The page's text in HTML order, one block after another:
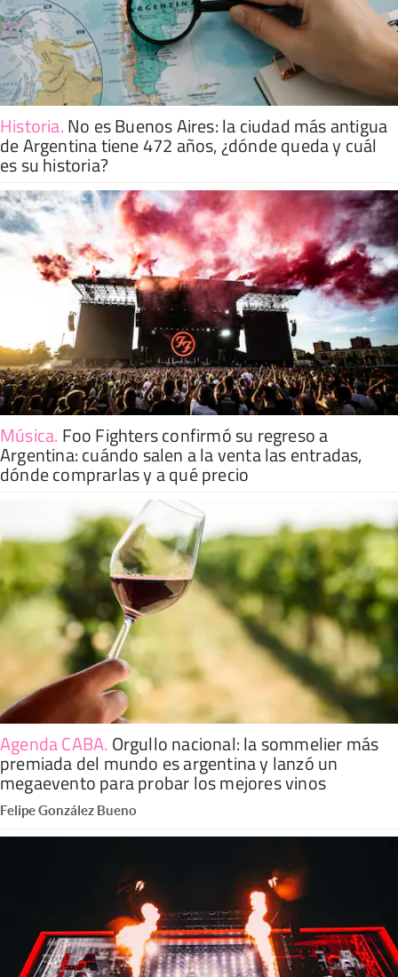
Historia.No es Buenos Aires: la ciudad más antigua
de Argentina tiene 472 años, ¿dónde queda y cuál
es su historia?
Música. Foo Fighters confirmó su regreso a
Argentina: cuándo salen a la venta las entradas,
dónde comprarlas y a qué precio
Agenda CABA. Orgullo nacional: la sommelier más
premiada del mundo es argentina y lanzó un
megaevento para probar los mejores vinos
Felipe González Bueno